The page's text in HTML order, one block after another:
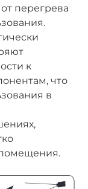
перегрева
к
что
в